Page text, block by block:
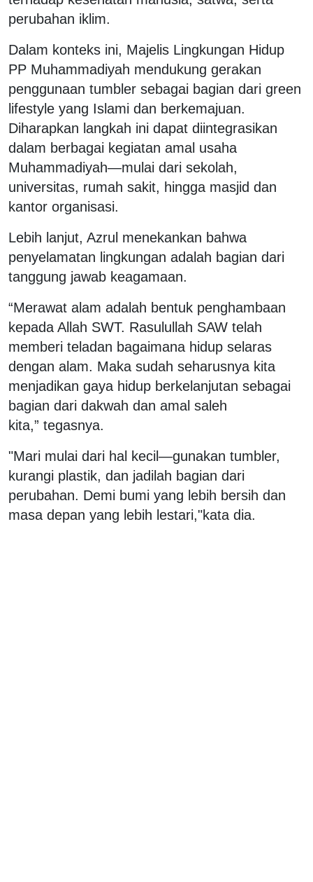
perubahan iklim.
Dalam konteks ini, Majelis Lingkungan Hidup
PP Muhammadiyah mendukung gerakan
penggunaan tumbler sebagai bagian dari green
lifestyle yang Islami dan berkemajuan.
Diharapkan langkah ini dapat diintegrasikan
dalam berbagai kegiatan amal usaha
Muhammadiyah—mulai dari sekolah,
universitas, rumah sakit, hingga masjid dan
kantor organisasi.
Lebih lanjut, Azrul menekankan bahwa
penyelamatan lingkungan adalah bagian dari
tanggung jawab keagamaan.
“Merawat alam adalah bentuk penghambaan
kepada Allah SWT. Rasulullah SAW telah
memberi teladan bagaimana hidup selaras
dengan alam. Maka sudah seharusnya kita
menjadikan gaya hidup berkelanjutan sebagai
bagian dari dakwah dan amal saleh
kita,” tegasnya.
"Mari mulai dari hal kecil—gunakan tumbler,
kurangi plastik, dan jadilah bagian dari
perubahan. Demi bumi yang lebih bersih dan
masa depan yang lebih lestari,"kata dia.